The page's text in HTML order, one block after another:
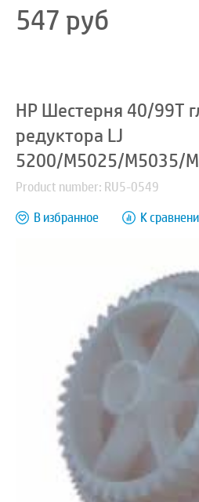
547 руб
HP Шестерня 40/99T
редуктора LJ
5200/M5025/M5035/
Product number: RU5-0549
В избранное
К